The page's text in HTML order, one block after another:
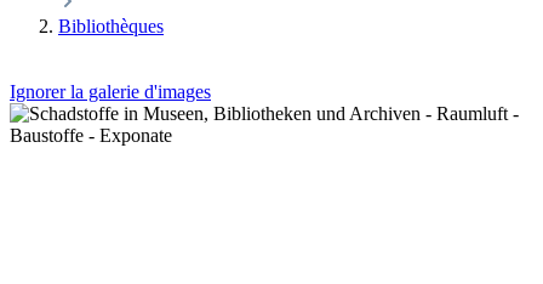
Bibliothèques
Ignorer la galerie d'images